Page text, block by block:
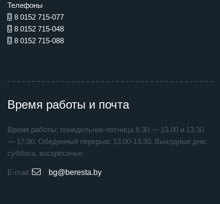
Телефоны
8 0152 715-077
8 0152 715-048
8 0152 715-088
Время работы и почта
Время работы: понедельник-пятница 8.30 — 13.00 и 13.30
— 17.00. Обеденный перерыв: 13.00-13.30. Выходные дни:
суббота, воскресенье.
E-mail: bg@beresta.by